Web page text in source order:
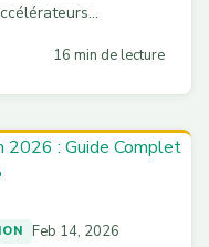
prêt à l'emploi.
16 min de lecture
Feb 14, 2026